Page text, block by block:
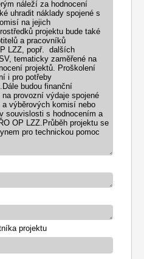
náleží za hodnocení
uhradit náklady spojené s
na jejich
projektu bude také
a pracovníků
LZZ, popř. dalších
tematicky zaměřené na
projektů. Proškolení
i pro potřeby
budou finanční
provozní výdaje spojené
výběrových komisí nebo
souvislosti s hodnocením a
OP LZZ.Průběh projektu se
pro technickou pomoc
projektu